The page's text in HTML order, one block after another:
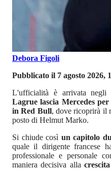
Debora Figoli
Pubblicato il 7 agosto 2026,
L'ufficialità è arrivata
Lagrue lascia Mercedes
in Red Bull, dove ricoprirà il
posto di Helmut Marko.
Si chiude così un capitolo
quale il dirigente francese
professionale e personale
maniera decisiva alla